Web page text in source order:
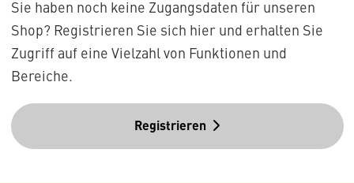
Sie haben noch keine Zugangsdaten für unseren
Shop? Registrieren Sie sich hier und erhalten Sie
Zugriff auf eine Vielzahl von Funktionen und
Bereiche.
Registrieren